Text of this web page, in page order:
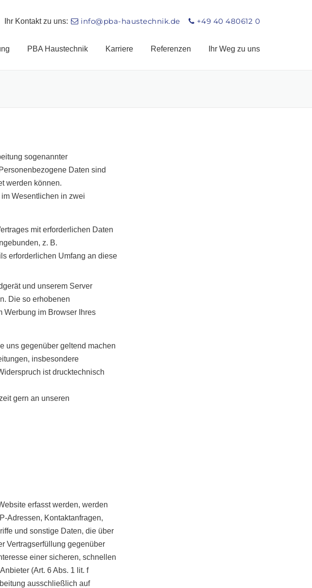
+49 40 480612 0
Ihr Kontakt zu uns: info@pba-haustechnik.de
PBA Haustechnik Karriere Referenzen Ihr Weg zu uns
sogenannter
Daten sind
werden können.
Wesentlichen in zwei
mit erforderlichen Daten
z. B.
erforderlichen Umfang an diese
und unserem Server
Die so erhobenen
Werbung im Browser Ihres
uns gegenüber geltend machen
insbesondere
ist drucktechnisch
gern an unseren
erfasst werden, werden
Adressen, Kontaktanfragen,
und sonstige Daten, die über
Vertragserfüllung gegenüber
einer sicheren, schnellen
(Art. 6 Abs. 1 lit. f
ausschließlich auf